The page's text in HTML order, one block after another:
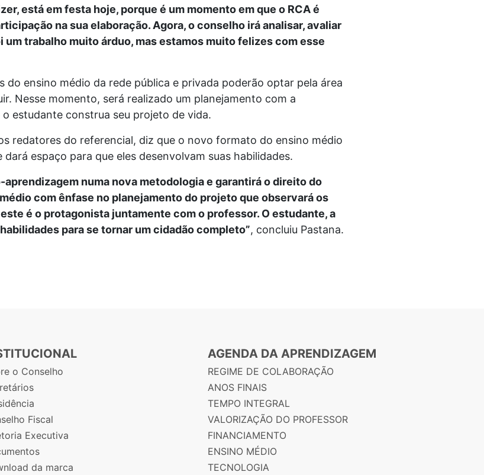
está em festa hoje, porque é um momento em que o RCA é
na sua elaboração. Agora, o conselho irá analisar, avaliar
um trabalho muito árduo, mas estamos muito felizes com esse
ensino médio da rede pública e privada poderão optar pela área
Nesse momento, será realizado um planejamento com a
estudante construa seu projeto de vida.
redatores do referencial, diz que o novo formato do ensino médio
espaço para que eles desenvolvam suas habilidades.
numa nova metodologia e garantirá o direito do
com ênfase no planejamento do projeto que observará os
é o protagonista juntamente com o professor. O estudante, a
para se tornar um cidadão completo”, concluiu Pastana.
o Conselho
Fiscal
Executiva
da marca
AGENDA DA APRENDIZAGEM
REGIME DE COLABORAÇÃO
ANOS FINAIS
TEMPO INTEGRAL
VALORIZAÇÃO DO PROFESSOR
FINANCIAMENTO
ENSINO MÉDIO
TECNOLOGIA